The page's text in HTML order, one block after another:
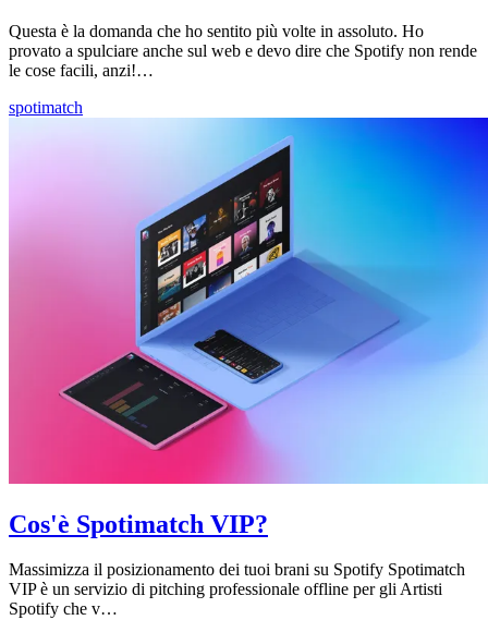
Questa è la domanda che ho sentito più volte in assoluto. Ho
provato a spulciare anche sul web e devo dire che Spotify non rende
le cose facili, anzi!…
spotimatch
Cos'è Spotimatch VIP?
Massimizza il posizionamento dei tuoi brani su Spotify Spotimatch
VIP è un servizio di pitching professionale offline per gli Artisti
Spotify che v…